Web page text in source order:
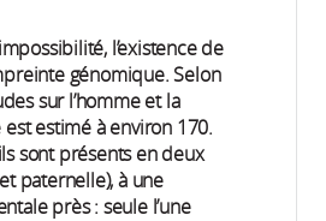
l’existence de
génomique. Selon
sur l’homme et la
estimé à environ 170.
sont présents en deux
paternelle), à une
près : seule l’une